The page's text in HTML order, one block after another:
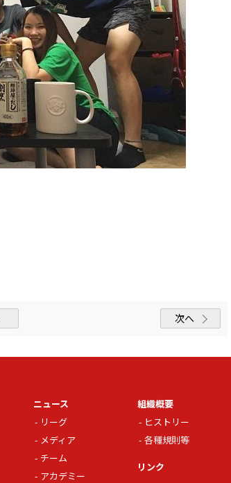
次へ
ニュース
リーグ
メディア
チーム
アカデミー
組織概要
ヒストリー
各種規則等
リンク